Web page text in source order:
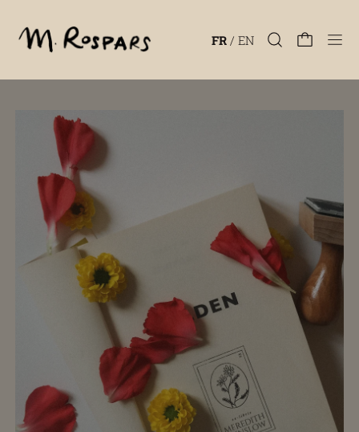
FR / EN